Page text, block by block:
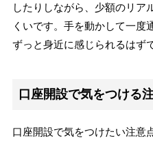
したりしながら、少額のリア
くいです。手を動かして一度
ずっと身近に感じられるはず
口座開設で気をつける
口座開設で気をつけたい注意